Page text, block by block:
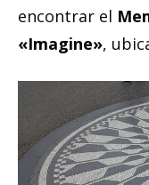
encontrar el
«Imagine»,